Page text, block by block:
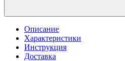
Описание
Характеристики
Инструкция
Доставка